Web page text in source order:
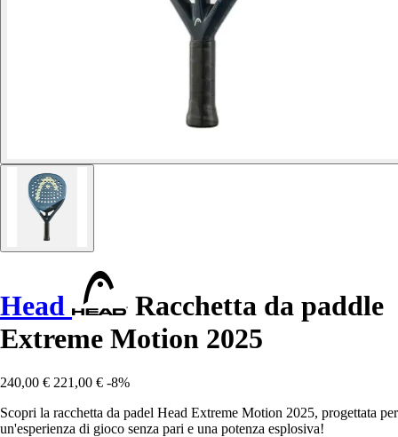
Head
Racchetta da paddle
Extreme Motion 2025
240,00 € 221,00 € -8%
Scopri la racchetta da padel Head Extreme Motion 2025, progettata per
un'esperienza di gioco senza pari e una potenza esplosiva!